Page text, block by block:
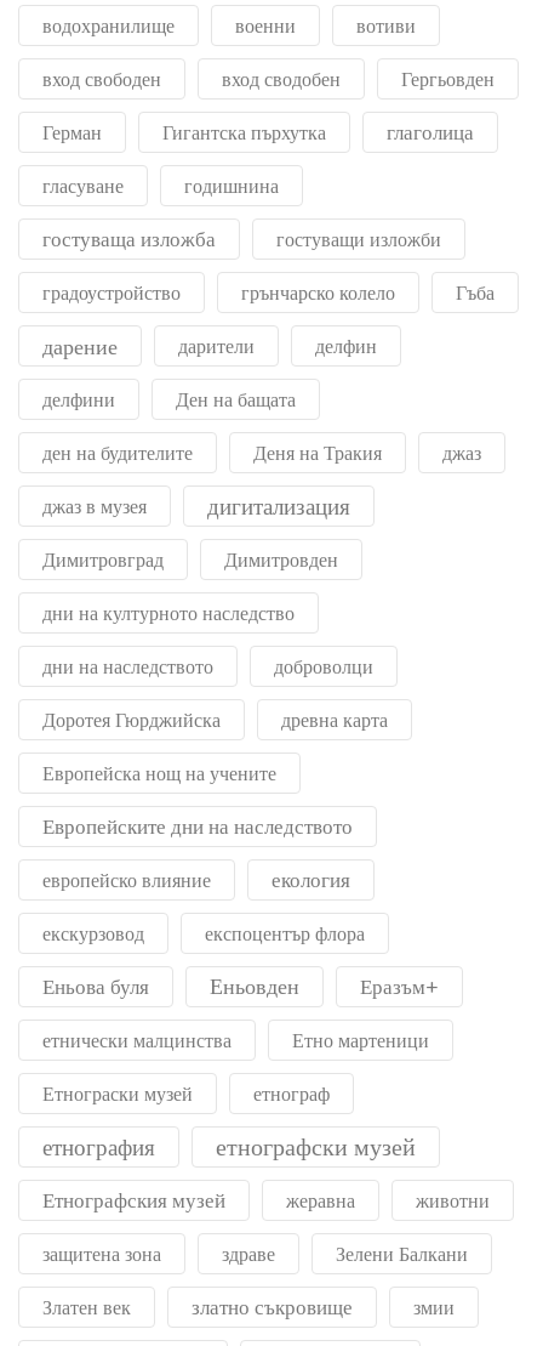
водохранилище военни вотиви
вход свободен вход сводобен Гергьовден
Герман Гигантска пърхутка глаголица
гласуване годишнина
гостуваща изложба гостуващи изложби
градоустройство грънчарско колело Гъба
дарение дарители делфин
делфини Ден на бащата
ден на будителите Деня на Тракия джаз
джаз в музея дигитализация
Димитровград Димитровден
дни на културното наследство
дни на наследството доброволци
Доротея Гюрджийска древна карта
Европейска нощ на учените
Европейските дни на наследството
европейско влияние екология
екскурзовод експоцентър флора
Еньова буля Еньовден Еразъм+
етнически малцинства Етно мартеници
Етнограски музей етнограф
етнография етнографски музей
Етнографския музей жеравна животни
защитена зона здраве Зелени Балкани
Златен век златно съкровище змии